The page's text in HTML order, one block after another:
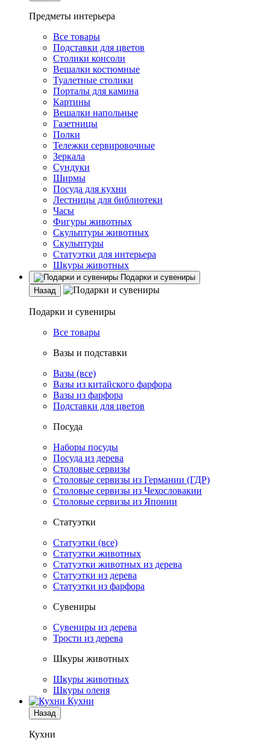
Предметы интерьера
Все товары
Подставки для цветов
Столики консоли
Вешалки костюмные
Туалетные столики
Порталы для камина
Картины
Вешалки напольные
Газетницы
Полки
Тележки сервировочные
Зеркала
Сундуки
Ширмы
Посуда для кухни
Лестницы для библиотеки
Часы
Фигуры животных
Скульптуры животных
Скульптуры
Статуэтки для интерьера
Шкуры животных
Подарки и сувениры
Назад
Подарки и сувениры
Все товары
Вазы и подставки
Вазы (все)
Вазы из китайского фарфора
Вазы из фарфора
Подставки для цветов
Посуда
Наборы посуды
Посуда из дерева
Столовые сервизы
Столовые сервизы из Германии (ГДР)
Столовые сервизы из Чехословакии
Столовые сервизы из Японии
Статуэтки
Статуэтки (все)
Статуэтки животных
Статуэтки животных из дерева
Статуэтки из дерева
Статуэтки из фарфора
Сувениры
Сувениры из дерева
Трости из дерева
Шкуры животных
Шкуры животных
Шкуры оленя
Кухни
Назад
Кухни